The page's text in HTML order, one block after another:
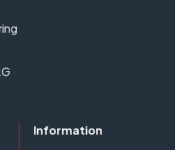
Information